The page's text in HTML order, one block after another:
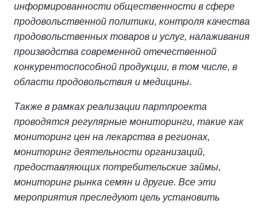
информированности общественности в сфере
продовольственной политики, контроля качества
продовольственных товаров и услуг, налаживания
производства современной отечественной
конкурентоспособной продукции, в том числе, в
области продовольствия и медицины.
Также в рамках реализации партпроекта
проводятся регулярные мониторинги, такие как
мониторинг цен на лекарства в регионах,
мониторинг деятельности организаций,
предоставляющих потребительские займы,
мониторинг рынка семян и другие. Все эти
мероприятия преследуют цель установить